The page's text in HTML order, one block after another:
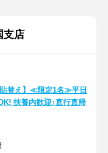
支店
貼替え】≪限定1名≫平日
扶養内歓迎♪直行直帰